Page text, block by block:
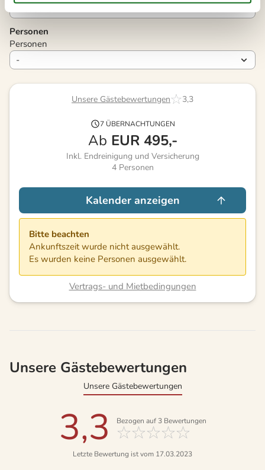
Personen
Personen
Unsere Gästebewertungen 3,3
7 ÜBERNACHTUNGEN
Ab EUR 495,-
Inkl. Endreinigung und Versicherung
4 Personen
Kalender anzeigen
Bitte beachten
Ankunftszeit wurde nicht ausgewählt.
Es wurden keine Personen ausgewählt.
Vertrags- und Mietbedingungen
Unsere Gästebewertungen
Unsere Gästebewertungen
3,3 Bezogen auf 3Bewertungen
Letzte Bewertung ist vom 17.03.2023